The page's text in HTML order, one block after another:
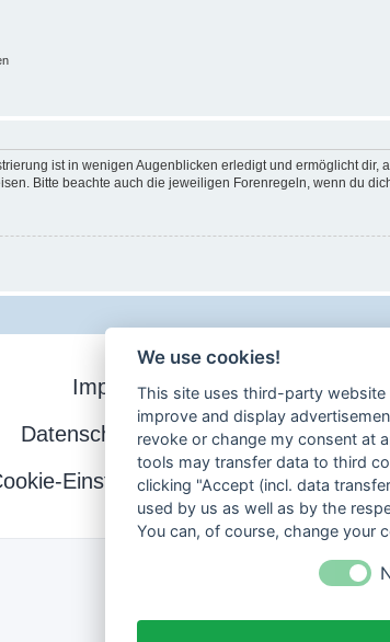
ist in wenigen Augenblicken erledigt und ermöglicht dir,
Bitte beachte auch die jeweiligen Forenregeln, wenn du
Impressum
Datenschutzerklärung
Einstellungen ändern
We use cookies!
This site uses third-party
improve and display
revoke or change my consent at
tools may transfer data to third
clicking "Accept (incl. data
used by us as well as by the
You can, of course, change your